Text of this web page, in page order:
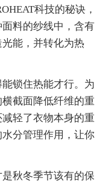
科技的秘诀，
料的纱线中，含有
能，并转化为热
锁住热能才行。为
截面降低纤维的重
轻了衣物本身的重
分管理作用，让你
秋冬季节该有的保